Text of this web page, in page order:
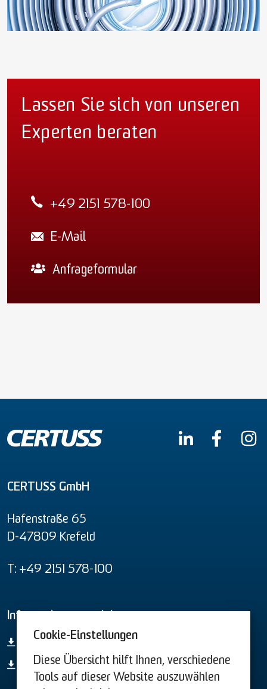
Cookie-Einstellungen
Diese Übersicht hilft Ihnen, verschiedene
Tools auf dieser Website auszuwählen
Lassen Sie sich von unseren
Experten beraten
+49 2151 578-100
E-Mail
Anfrageformular
CERTUSS GmbH
Hafenstraße 65
D-47809 Krefeld
T: +49 2151 578-100
Informationsmaterial
Gesamt-Produktübersicht
44. BImSchV